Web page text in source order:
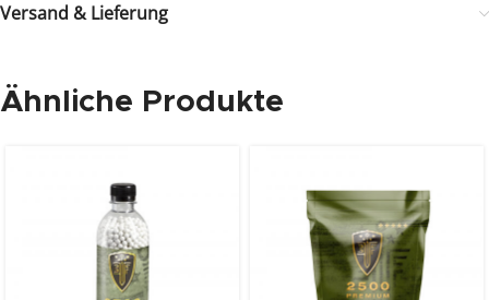
Versand & Lieferung
Ähnliche Produkte